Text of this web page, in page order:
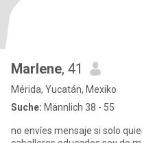
Marlene, 41
Mérida, Yucatán, Mexiko
Suche: Männlich 38 - 55
no envíes mensaje si solo